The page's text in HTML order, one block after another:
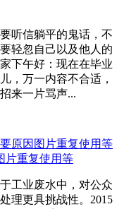
听信躺平的鬼话，不
轻忽自己以及他人的
下午好：现在在毕业
，万一内容不合适，
来一片骂声...
片重复使用等
工业废水中，对公众
理更具挑战性。2015